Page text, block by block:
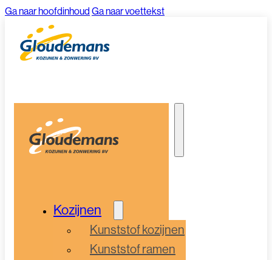
Ga naar hoofdinhoud Ga naar voettekst
Kozijnen
Kunststof kozijnen
Kunststof ramen